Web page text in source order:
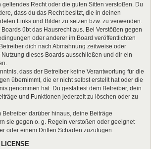
geltendes Recht oder die guten Sitten verstoßen. Du
dass du das Recht besitzt, die in deinen
Links und Bilder zu setzen bzw. zu verwenden.
übt das Hausrecht aus. Bei Verstößen gegen
oder anderer im Board veröffentlichten
dich nach Abmahnung zeitweise oder
dieses Boards ausschließen und dir ein
dass der Betreiber keine Verantwortung für die
übernimmt, die er nicht selbst erstellt hat oder die
genommen hat. Du gestattest dem Betreiber, dein
und Funktionen jederzeit zu löschen oder zu
Betreiber darüber hinaus, deine Beiträge
sie gegen o. g. Regeln verstoßen oder geeignet
oder einem Dritten Schaden zuzufügen.